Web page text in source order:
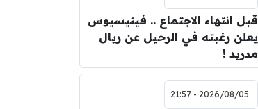
قبل انتهاء الاجتماع .. فينيسيوس
يعلن رغبته في الرحيل عن ريال
مدريد !
2026/08/05 - 21:57